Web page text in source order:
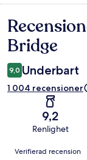
Bridge
9,0 Underbart
1 004 recensioner
9,2
Renlighet
Recensioner
Verifierad recension